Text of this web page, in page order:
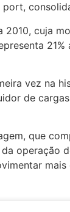
cuja
vez na
de
que
operação